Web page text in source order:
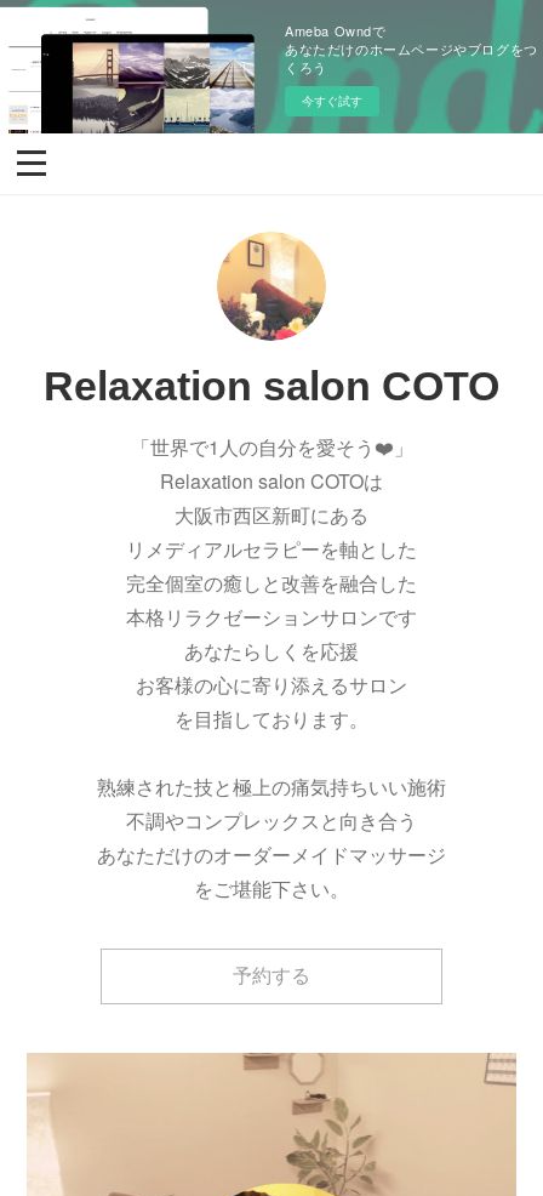
Ameba Owndで
あなただけのホームページやブログをつ
くろう
今すぐ試す
Relaxation salon COTO
「世界で1人の自分を愛そう❤️」
Relaxation salon COTOは
大阪市西区新町にある
リメディアルセラピーを軸とした
完全個室の癒しと改善を融合した
本格リラクゼーションサロンです
あなたらしくを応援
お客様の心に寄り添えるサロン
を目指しております。
熟練された技と極上の痛気持ちいい施術
不調やコンプレックスと向き合う
あなただけのオーダーメイドマッサージ
をご堪能下さい。
予約する